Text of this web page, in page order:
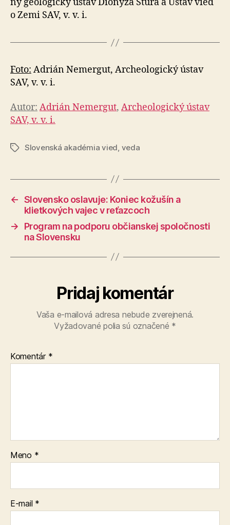
o Zemi SAV, v. v. i.
Foto: Adrián Nemergut, Archeologický ústav
SAV, v. v. i.
Autor: Adrián Nemergut, Archeologický ústav
SAV, v. v. i.
ZnačkySlovenská akadémia vied veda
← Slovensko oslavuje: Koniec kožušín a
klietkových vajec v reťazcoch
→
Program na podporu občianskej spoločnosti
na Slovensku
Pridaj komentár
Vaša e-mailová adresa nebude zverejnená.
Vyžadované polia sú označené *
Komentár *
Meno *
E-mail *